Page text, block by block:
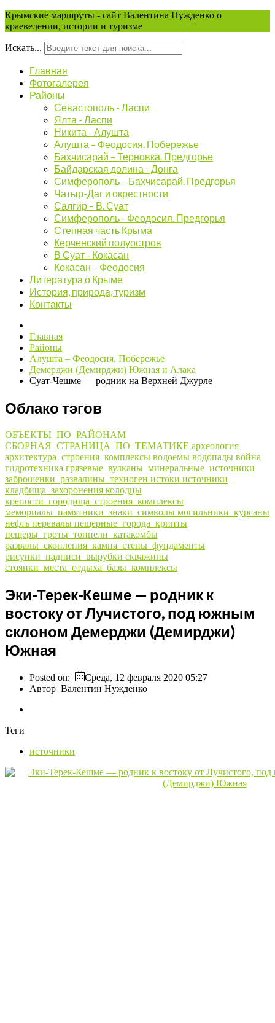
Крымские маршруты - сайт Валентина Нужденко о
краеведении, истории и туризме
Искать...
Главная
Фотогалерея
Районы
Севастополь - Ласпи
Ялта - Ласпи
Никита - Алушта
Алушта – Феодосия. Побережье
Бахчисарай – Терновка. Предгорье
Байдарская долина - Донга
Симферополь – Бахчисарай. Предгорья
Чатыр-Даг и окрестности
Салгир – В. Суат
Симферополь - Феодосия. Предгорья
Степная часть Крыма
Керченский полуостров
В Суат - Кокасан
Кокасан – Феодосия
Литература о Крыме
История, природа, туризм
Контакты
Главная
Районы
Алушта – Феодосия. Побережье
Демерджи (Демирджи) Южная и Алака
Суат-Чешме — родник на Верхней Джурле
Облако тэгов
ОБЪЕКТЫ_ПО_РАЙОНАМ
СБОРНАЯ_СТРАНИЦА_ПО_ТЕМАТИКЕ археология
архитектура_строения_комплексы водоемы водопады война
гидротехника грязевые_вулканы_минеральные_источники
заброшенки_развалины_техноген истоки источники
кладбища_захоронения колодцы
крепости_городища_строения_комплексы
мемориалы_памятники_знаки_символы могильники_курганы
нефть перевалы пещерные_города_крипты
пещеры_гроты_тоннели_катакомбы
развалы_скопления_камня_стены_фундаменты
рисунки_надписи_вырубки скважины
стоянки_места_отдыха_базы_комплексы
Эки-Терек-Кешме — родник к
востоку от Лучистого, под южным
склоном Демерджи (Демирджи)
Южная
Posted on:
Среда, 12 февраля 2020 05:27
Автор Валентин Нужденко
Теги
источники